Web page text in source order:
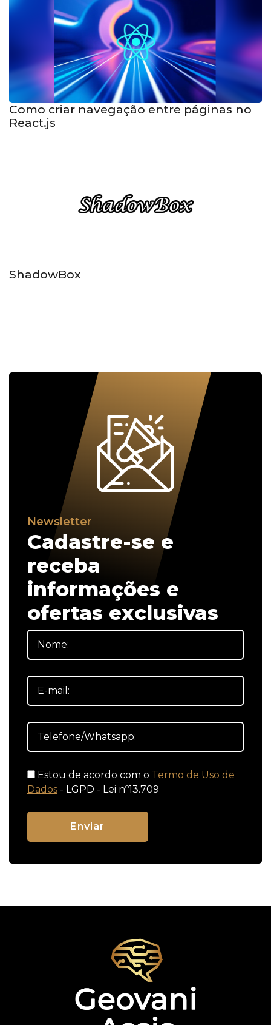
Como criar navegação entre páginas no
React.js
ShadowBox
Newsletter
Cadastre-se e
receba
informações e
ofertas exclusivas
Estou de acordo com o Termo de Uso de
Dados - LGPD - Lei nº13.709